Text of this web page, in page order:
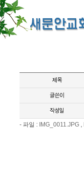
- 파일 : IMG_0011.JPG ,